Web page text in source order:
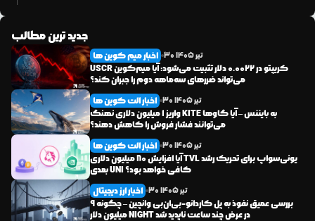
جدید ترین مطالب
اخبار میم کوین ها 30 تیر1405
USCR کریپتو در ۰.۰۰۲۲ دلار تثبیت می‌شود: آیا میم‌کوین
می‌تواند ضررهای سه‌ماهه دوم را جبران کند؟
اخبار الت کوین ها 30 تیر1405
واریز ۱ میلیون دلاری نهنگ KITE به بایننس – آیا گاوها
می‌توانند فشار فروش را کاهش دهند؟
اخبار الت کوین ها 30 تیر1405
آیا افزایش ۸۰ میلیون دلاری TVL یونی‌سواپ برای تحریک رشد
بعدی UNI کافی خواهد بود؟
اخبار ارز دیجیتال 30 تیر1405
بررسی عمیق نفوذ به پل کاردانو-بی‌ان‌بی وانچین – چگونه ۹
میلیون دلار NIGHT در عرض چند ساعت ناپدید شد